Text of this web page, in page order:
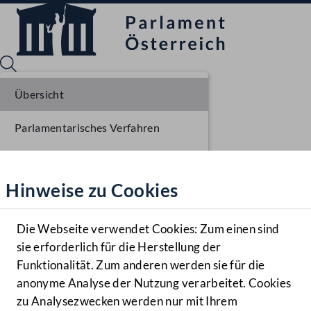
Hilfe
Benutzer
Navigationsmenü öffnen
MENÜ
Hinweise zu Cookies
Die Webseite verwendet Cookies: Zum einen sind
sie erforderlich für die Herstellung der
Funktionalität. Zum anderen werden sie für die
anonyme Analyse der Nutzung verarbeitet. Cookies
zu Analysezwecken werden nur mit Ihrem
Übersicht
Parlamentarisches Verfahren
Ausschussberatungen NR
Plenarberatungen NR